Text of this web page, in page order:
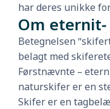
har deres unikke
Om
Betegnelsen
belagt med
Førstnævnte –
naturskifer er en
Skifer er en